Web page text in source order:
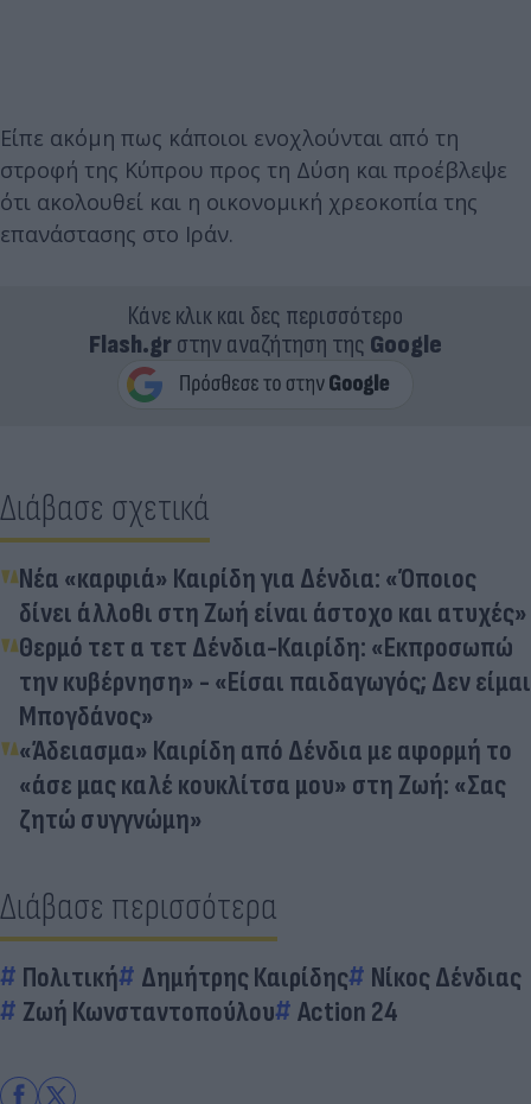
Είπε ακόμη πως κάποιοι ενοχλούνται από τη
στροφή της Κύπρου προς τη Δύση και προέβλεψε
ότι ακολουθεί και η οικονομική χρεοκοπία της
επανάστασης στο Ιράν.
Κάνε κλικ και δες περισσότερο
Flash.grστην αναζήτηση της Google
Διάβασε σχετικά
Νέα «καρφιά» Καιρίδη για Δένδια: «Όποιος
δίνει άλλοθι στη Ζωή είναι άστοχο και ατυχές»
Θερμό τετ α τετ Δένδια-Καιρίδη: «Εκπροσωπώ
την κυβέρνηση» - «Είσαι παιδαγωγός; Δεν είμαι
Μπογδάνος»
«Άδειασμα» Καιρίδη από Δένδια με αφορμή το
«άσε μας καλέ κουκλίτσα μου» στη Ζωή: «Σας
ζητώ συγγνώμη»
Διάβασε περισσότερα
Πολιτική Δημήτρης Καιρίδης
Νίκος Δένδιας
Ζωή Κωνσταντοπούλου
Action 24